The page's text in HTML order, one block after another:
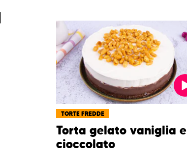
TORTE FREDDE
Torta gelato vaniglia e
cioccolato